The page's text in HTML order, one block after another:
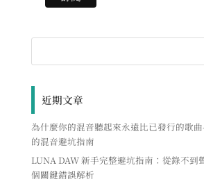
近期文章
為什麼你的混音聽起來永遠比已發行的歌
的混音避坑指南
LUNA DAW 新手完整避坑指南：從錄不到
個關鍵錯誤解析